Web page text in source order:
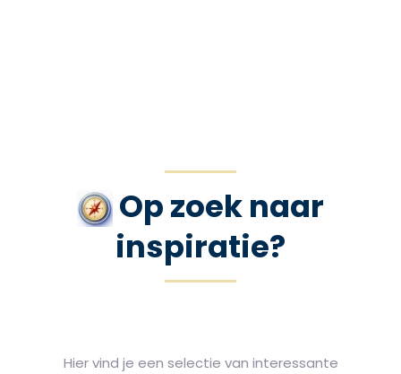
Op zoek naar
inspiratie?
Hier vind je een selectie van interessante